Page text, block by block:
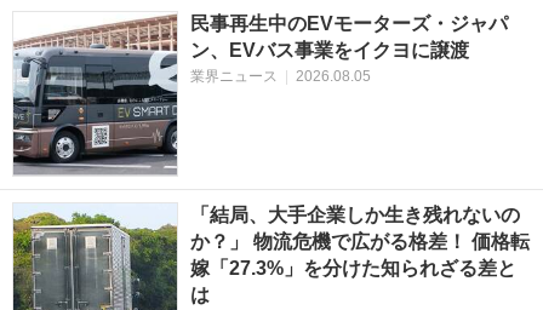
民事再生中のEVモーターズ・ジャパ
ン、EVバス事業をイクヨに譲渡
業界ニュース | 2026.08.05
「結局、大手企業しか生き残れないの
か？」 物流危機で広がる格差！ 価格転
嫁「27.3%」を分けた知られざる差と
は